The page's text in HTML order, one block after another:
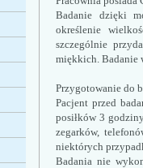
Badanie dzięki
określenie
szczególnie
miękkich. Badanie
Przygotowanie do
Pacjent przed
posiłków 3
zegarków,
niektórych
Badania nie